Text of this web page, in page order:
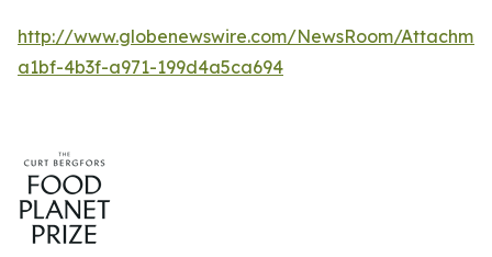
http://www.globenewswire.com/NewsRoom/
a1bf-4b3f-a971-199d4a5ca694